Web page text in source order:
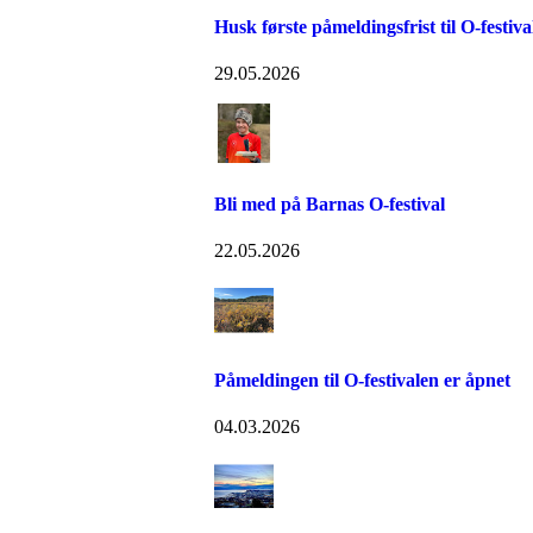
Husk første påmeldingsfrist til O-
29.05.2026
Bli med på Barnas O-festival
22.05.2026
Påmeldingen til O-festivalen er åpnet
04.03.2026